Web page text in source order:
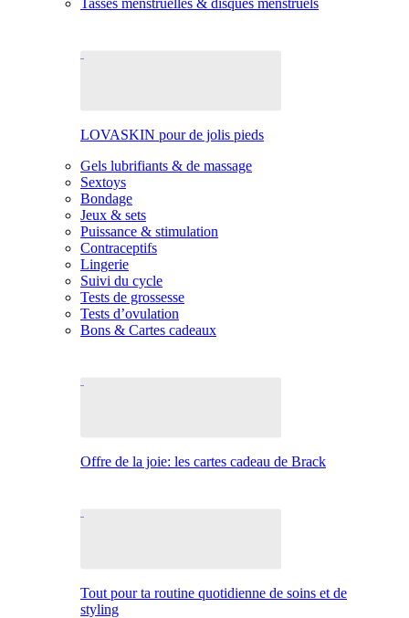
Tasses menstruelles & disques menstruels
LOVASKIN pour de jolis pieds
Gels lubrifiants & de massage
Sextoys
Bondage
Jeux & sets
Puissance & stimulation
Contraceptifs
Lingerie
Suivi du cycle
Tests de grossesse
Tests d’ovulation
Bons & Cartes cadeaux
Offre de la joie: les cartes cadeau de Brack
Tout pour ta routine quotidienne de soins et de
styling